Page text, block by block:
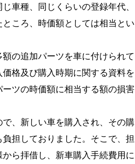
車種、同じくらいの登録年代、
ころ、時価額としては相当とい
の追加パーツを車に付けられて
格及び購入時期に関する資料を
ツの時価額に相当する額の損害
、新しい車を購入され、その購
担しておりました。そこで、担
ら拝借し、新車購入手続費用に